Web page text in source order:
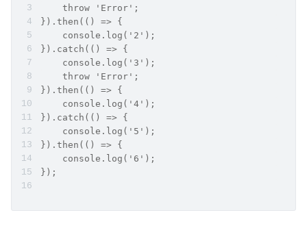
    throw 'Error';
}).then(() => {
    console.log('2');
}).catch(() => {
    console.log('3');
    throw 'Error';
}).then(() => {
    console.log('4');
}).catch(() => {
    console.log('5');
}).then(() => {
    console.log('6');
});